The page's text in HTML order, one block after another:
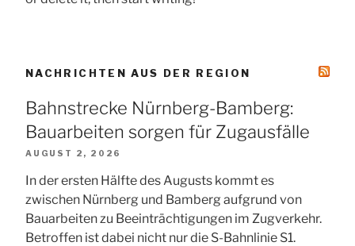
NACHRICHTEN AUS DER REGION
Bahnstrecke Nürnberg-Bamberg:
Bauarbeiten sorgen für Zugausfälle
AUGUST 2, 2026
In der ersten Hälfte des Augusts kommt es
zwischen Nürnberg und Bamberg aufgrund von
Bauarbeiten zu Beeinträchtigungen im Zugverkehr.
Betroffen ist dabei nicht nur die S-Bahnlinie S1.